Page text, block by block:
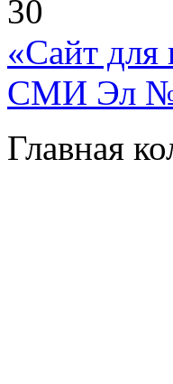
30
«Сайт для
СМИ Эл №
Главная